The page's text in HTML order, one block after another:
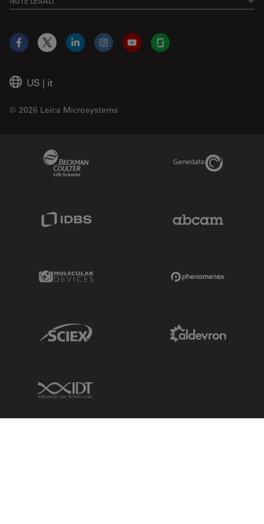
US | it
© 2026 Leica Microsystems
Facebook
X LinkedInInstagramYouTubeGlassdoor
Genedata Link
Molecular Devices Link
Sciex Link
IDT Link